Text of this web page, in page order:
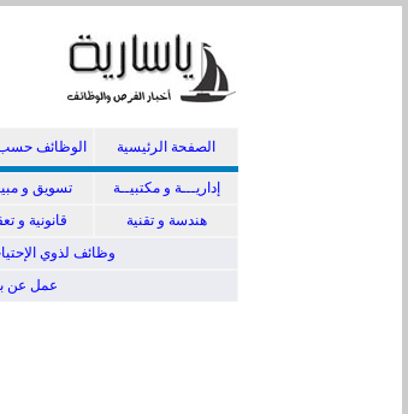
الصفحة الرئيسية الوظائف
إداريـــة و مكتبيــة تسويق و
هندسة و تقنية
قانونية و
وظائف لذوي
عمل عن